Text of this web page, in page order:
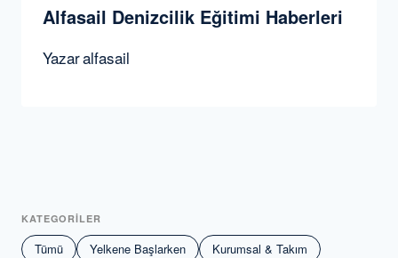
Alfasail Denizcilik Eğitimi Haberleri
Yazaralfasail
KATEGORİLER
Tümü Yelkene Başlarken
Kurumsal & Takım